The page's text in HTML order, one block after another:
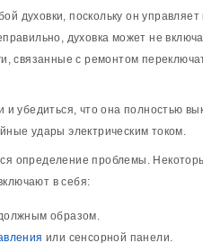
духовки, поскольку он управляет
духовка может не
связанные с ремонтом
и убедиться, что она полностью
удары электрическим током.
определение проблемы.
в себя:
образом.
или сенсорной панели.